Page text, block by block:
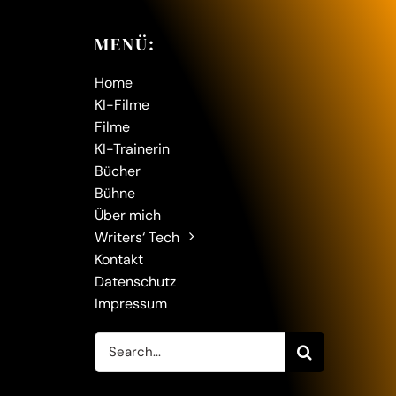
MENÜ:
Home
KI-Filme
Filme
KI-Trainerin
Bücher
Bühne
Über mich
Writers‘ Tech
Kontakt
Datenschutz
Impressum
Suche
nach: